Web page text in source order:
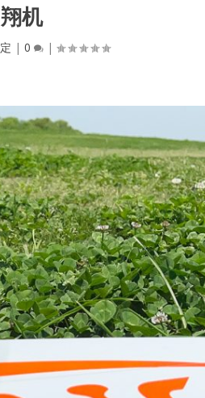
机
| 0 |